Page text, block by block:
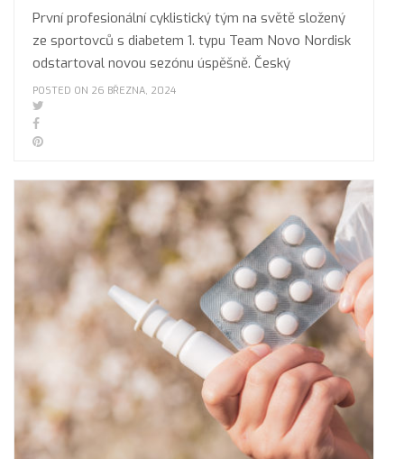
První profesionální cyklistický tým na světě složený
ze sportovců s diabetem 1. typu Team Novo Nordisk
odstartoval novou sezónu úspěšně. Český
POSTED ON 26 BŘEZNA, 2024